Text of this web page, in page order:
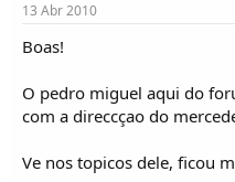
13 Abr 2010
Boas!
O pedro miguel aqui do
com a direccçao do
Ve nos topicos dele, ficou